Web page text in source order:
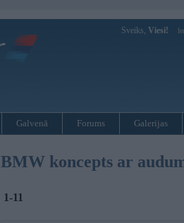
Sveiks, Viesi!
Galvenā Forums Galerijas
BMW koncepts ar
1-11